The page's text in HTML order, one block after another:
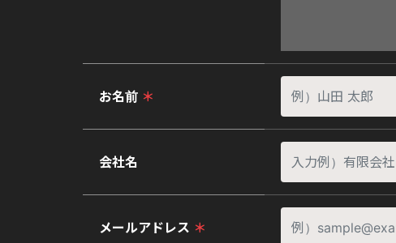
お名前 ＊
会社名
メールアドレス ＊